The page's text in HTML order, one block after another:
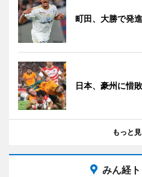
町田、大勝で発
日本、豪州に惜
もっと
みん経